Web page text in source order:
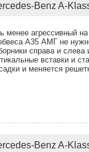
Benz A-
менее агрессивный
А35 АМГ не
справа и
вставки и
и меняется
Benz A-